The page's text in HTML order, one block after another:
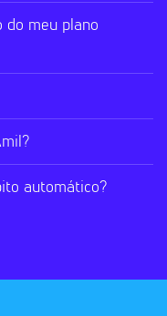
do meu plano
automático?